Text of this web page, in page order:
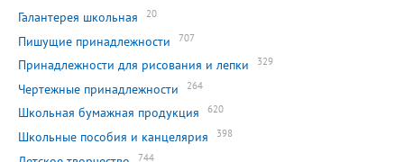
Галантерея школьная 20
Пишущие принадлежности 707
Принадлежности для рисования и лепки 329
Чертежные принадлежности 264
Школьная бумажная продукция 620
Школьные пособия и канцелярия 398
744